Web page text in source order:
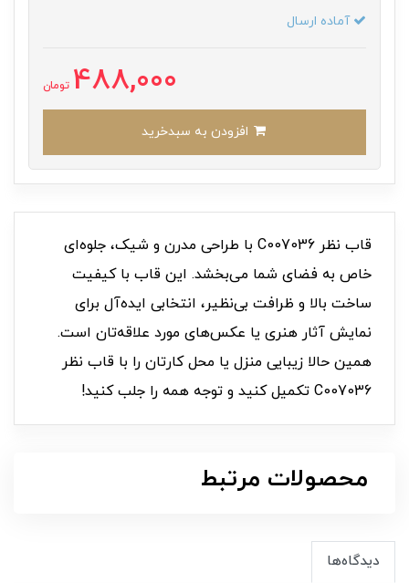
آماده ارسال
488,000 تومان
قاب نظر C007036 با طراحی مدرن و شیک، جلوه‌ای
خاص به فضای شما می‌بخشد. این قاب با کیفیت
ساخت بالا و ظرافت بی‌نظیر، انتخابی ایده‌آل برای
نمایش آثار هنری یا عکس‌های مورد علاقه‌تان است.
همین حالا زیبایی منزل یا محل کارتان را با قاب نظر
C007036 تکمیل کنید و توجه همه را جلب کنید!
محصولات مرتبط
دیدگاه‌ها